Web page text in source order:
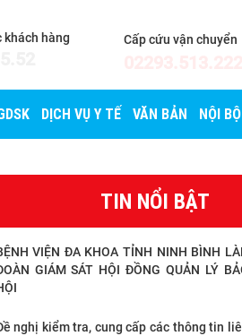
khách hàng Cấp cứu vận chuyển
DỊCH VỤ Y TẾ VĂN BẢN NỘI BỘ
TIN NỔI BẬT
VIỆN ĐA KHOA TỈNH NINH BÌNH
GIÁM SÁT HỘI ĐỒNG QUẢN LÝ
nghị kiểm tra, cung cấp các thông tin